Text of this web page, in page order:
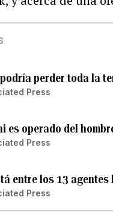
perder toda la
Press
es operado del
Press
entre los 13
Press